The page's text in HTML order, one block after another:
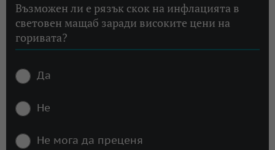
Възможен ли е рязък скок на инфлацията в
световен мащаб заради високите цени на
горивата?
Да
Не
Не мога да преценя